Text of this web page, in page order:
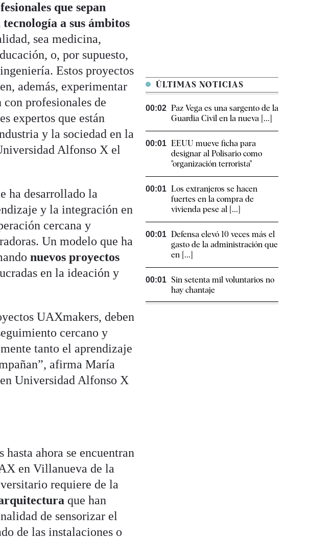
que sepan
a sus ámbitos
sea medicina,
o, por supuesto,
Estos proyectos
además, experimentar
con profesionales de
expertos que están
y la sociedad en la
Alfonso X el
ha desarrollado la
y la integración en
cercana y
Un modelo que ha
nuevos proyectos
en la ideación y
UAXmakers, deben
cercano y
tanto el aprendizaje
afirma María
Universidad Alfonso X
ahora se encuentran
en Villanueva de la
requiere de la
que han
de sensorizar el
de las instalaciones o
ÚLTIMAS NOTICIAS
00:02 Paz Vega es una sargento de la
Guardia Civil en la nueva [...]
00:01 EEUU mueve ficha para
designar al Polisario como
"organización terrorista"
00:01 Los extranjeros se hacen
fuertes en la compra de
vivienda pese al [...]
00:01 Defensa elevó 10 veces más el
gasto de la administración que
en [...]
00:01 Sin setenta mil voluntarios no
hay chantaje